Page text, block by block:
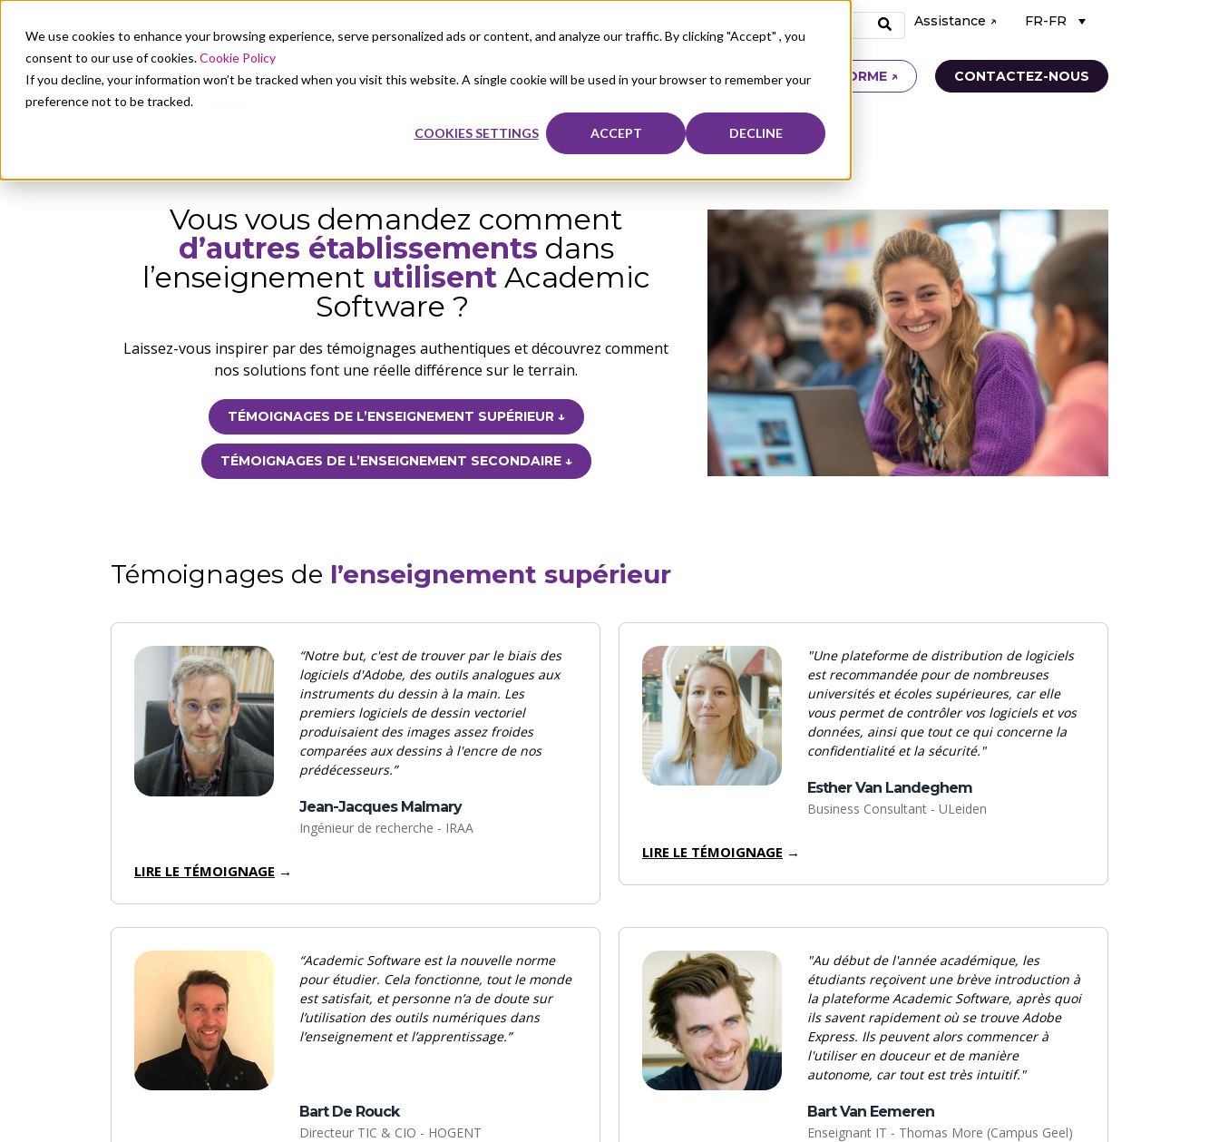
We use cookies to enhance your browsing experience, serve personalized ads or content, and analyze our traffic. By clicking "Accept" , you
consent to our use of cookies.Cookie Policy
If you decline, your information won’t be tracked when you visit this website. A single cookie will be used in your browser to remember your
preference not to be tracked.
COOKIES SETTINGS ACCEPT DECLINE
Assistance ↗ FR-FR
Nos solutions Notre cible À propos de nous Sales ACCÈS PLATEFORME ↗ CONTACTEZ-NOUS
Vous vous demandez comment
d’autres établissements dans
l’enseignement utilisentAcademic
Software ?
Laissez-vous inspirer par des témoignages authentiques et découvrez comment
nos solutions font une réelle différence sur le terrain.
TÉMOIGNAGES DE L’ENSEIGNEMENT SUPÉRIEUR ↓
TÉMOIGNAGES DE L’ENSEIGNEMENT SECONDAIRE ↓
Témoignages de l’enseignement supérieur
“Notre but, c'est de trouver par le biais des
logiciels d'Adobe, des outils analogues aux
instruments du dessin à la main. Les
premiers logiciels de dessin vectoriel
produisaient des images assez froides
comparées aux dessins à l'encre de nos
prédécesseurs.”
Jean-Jacques Malmary
Ingénieur de recherche - IRAA
LIRE LE TÉMOIGNAGE →
"Une plateforme de distribution de logiciels
est recommandée pour de nombreuses
universités et écoles supérieures, car elle
vous permet de contrôler vos logiciels et vos
données, ainsi que toutce qui concerne la
confidentialité etlasécurité."
Esther Van Landeghem
Business Consultant - ULeiden
LIRE LE TÉMOIGNAGE →
“Academic Software est la nouvelle norme
pour étudier. Cela fonctionne, tout le monde
est satisfait, et personne n’a de doute sur
l’utilisation des outils numériques dans
l’enseignement et l’apprentissage.”
Bart De Rouck
Directeur TIC & CIO - HOGENT
"Au début de l'année académique, les
étudiants reçoivent une brève introduction à
la plateforme Academic Software, après quoi
ils savent rapidement où se trouve Adobe
Express. Ils peuvent alors commencer à
l'utiliser en douceur et de manière
autonome, car tout est très intuitif."
Bart Van Eemeren
Enseignant IT - Thomas More (Campus Geel)